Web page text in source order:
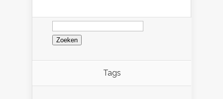
Zoeken
naar:
Tags